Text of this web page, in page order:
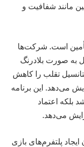
مانند شفافیت و
است. شرکت‌ها
به صورت بلادرنگ
تقلب را کاهش
می‌دهد. این برنامه
بلکه اعتماد
می‌دهد.
پلتفرم‌های بازی